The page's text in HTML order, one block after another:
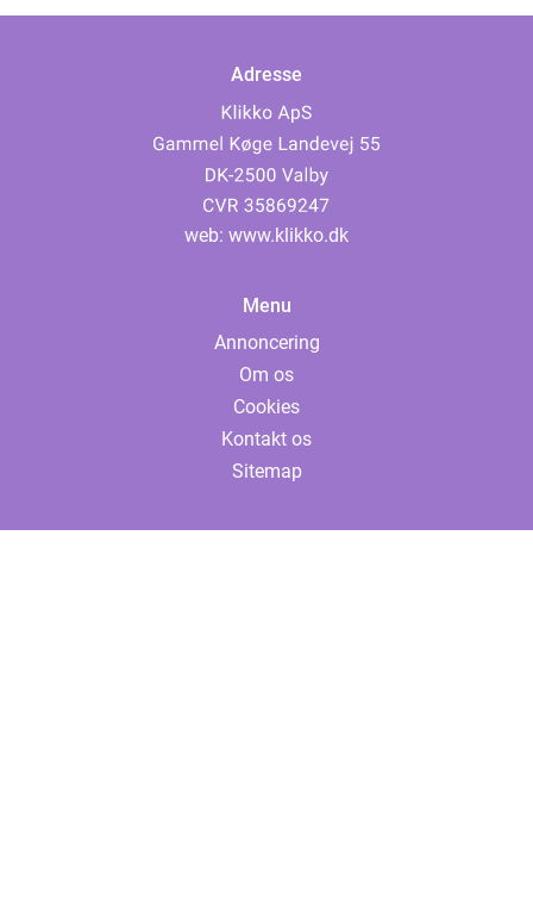
Adresse
web: www.klikko.dk
Menu
Annoncering
Om os
Cookies
Kontakt os
Sitemap